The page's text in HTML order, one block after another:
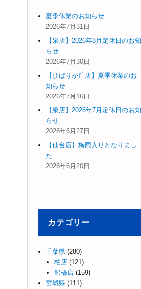
夏季休業のお知らせ
2026年7月31日
【泉店】2026年8月定休日のお知
らせ
2026年7月30日
【ひばりが丘店】夏季休業のお
知らせ
2026年7月16日
【泉店】2026年7月定休日のお知
らせ
2026年6月27日
【仙台店】梅雨入りとなりまし
た
2026年6月20日
カテゴリー
千葉県 (280)
柏店(121)
船橋店(159)
宮城県 (111)